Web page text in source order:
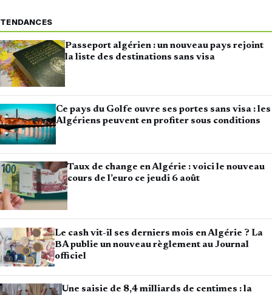
TENDANCES
Passeport algérien : un nouveau pays rejoint
la liste des destinations sans visa
Ce pays du Golfe ouvre ses portes sans visa : les
Algériens peuvent en profiter sous conditions
Taux de change en Algérie : voici le nouveau
cours de l’euro ce jeudi 6 août
Le cash vit-il ses derniers mois en Algérie ? La
BA publie un nouveau règlement au Journal
officiel
Une saisie de 8,4 milliards de centimes : la